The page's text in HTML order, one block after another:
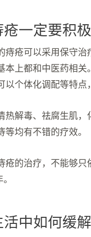
疮一定要积
痔疮可以采用保守
本上都和中医药相
以个体化调配等特点
热解毒、祛腐生肌
等均有不错的疗效。
疮的治疗，不能够
活中如何缓